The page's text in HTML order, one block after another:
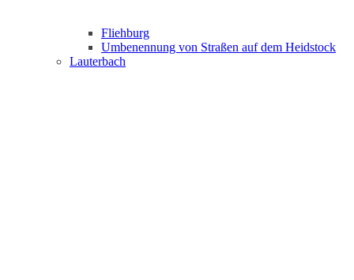
Fliehburg
Umbenennung von Straßen auf dem Heidstock
Lauterbach